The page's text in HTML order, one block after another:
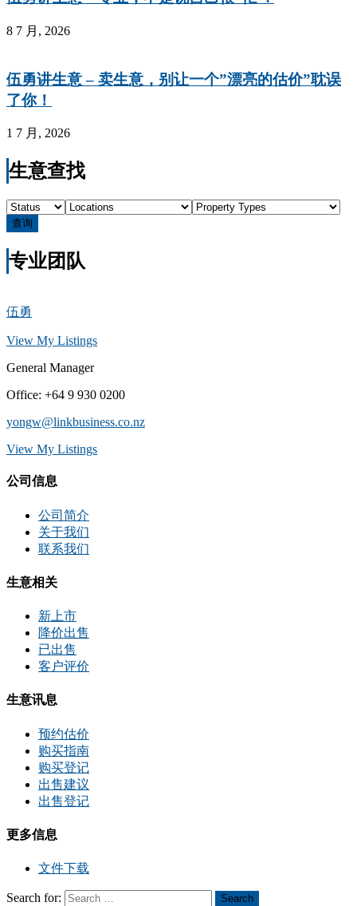
8 7 月, 2026
伍勇讲生意 – 卖生意，别让一个”漂亮的估价”耽误
了你！
1 7 月, 2026
生意查找
查询
专业团队
伍勇
View My Listings
General Manager
Office: +64 9 930 0200
yongw@linkbusiness.co.nz
View My Listings
公司信息
公司简介
关于我们
联系我们
生意相关
新上市
降价出售
已出售
客户评价
生意讯息
预约估价
购买指南
购买登记
出售建议
出售登记
更多信息
文件下载
Search for: Search